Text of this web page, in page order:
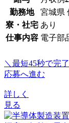
勤務地
宮城県
寮・社宅 あり
仕事内容 電子部
＼最短45秒で完
応募へ進む
詳しく
見る